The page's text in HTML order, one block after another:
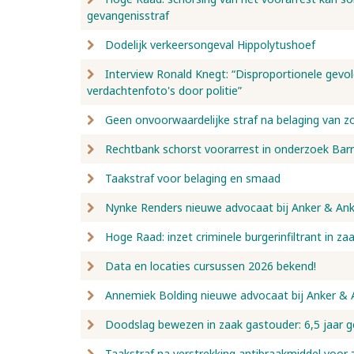
gevangenisstraf
Dodelijk verkeersongeval Hippolytushoef
Interview Ronald Knegt: “Disproportionele
verdachtenfoto's door politie”
Geen onvoorwaardelijke straf na belaging van
Rechtbank schorst voorarrest in onderzoek
Taakstraf voor belaging en smaad
Nynke Renders nieuwe advocaat bij Anker &
Hoge Raad: inzet criminele burgerinfiltrant in
Data en locaties cursussen 2026 bekend!
Annemiek Bolding nieuwe advocaat bij Anker &
Doodslag bewezen in zaak gastouder: 6,5 jaar